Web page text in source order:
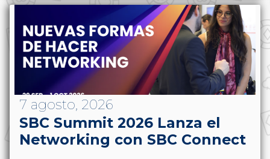
7 agosto, 2026
SBC Summit 2026 Lanza el
Networking con SBC Connect